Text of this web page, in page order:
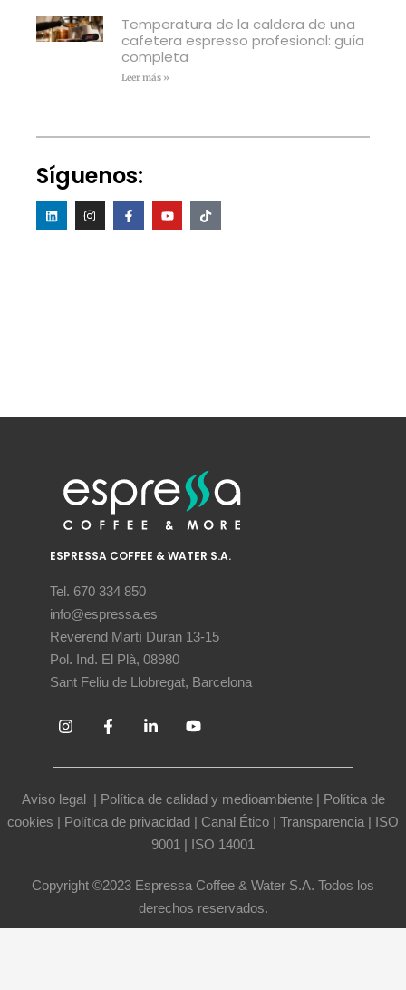
Temperatura de la caldera de una
cafetera espresso profesional: guía
completa
Leer más »
Síguenos:
ESPRESSA COFFEE & WATER S.A.
Tel. 670 334 850
info@espressa.es
Reverend Martí Duran 13-15
Pol. Ind. El Plà, 08980
Sant Feliu de Llobregat, Barcelona
Aviso legal | Política de calidad y medioambiente| Política de
cookies | Política de privacidad | Canal Ético | Transparencia | ISO
9001 | ISO 14001
Copyright ©2023 Espressa Coffee & Water S.A. Todos los
derechos reservados.